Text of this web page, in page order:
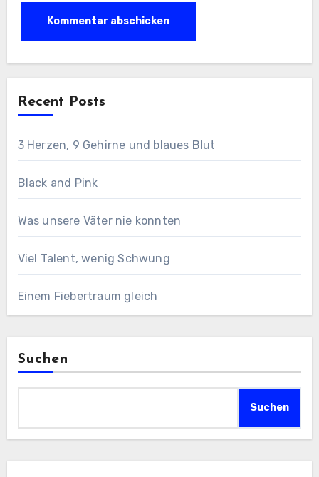
Recent Posts
3 Herzen, 9 Gehirne und blaues Blut
Black and Pink
Was unsere Väter nie konnten
Viel Talent, wenig Schwung
Einem Fiebertraum gleich
Suchen
Suchen